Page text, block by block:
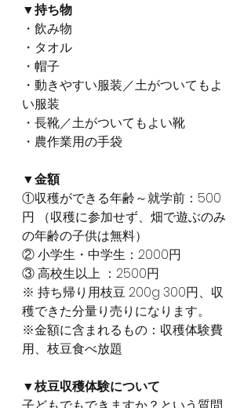
▼持ち物
・飲み物
・タオル
・帽子
・動きやすい服装／土がついてもよ
い服装
・長靴／土がついてもよい靴
・農作業用の手袋
▼金額
①収穫ができる年齢～就学前：500
円 （収穫に参加せず、畑で遊ぶのみ
の年齢の子供は無料）
② 小学生・中学生：2000円
③ 高校生以上 ：2500円
※ 持ち帰り用枝豆 200g 300円、収
穫できた分量り売りになります。
※金額に含まれるもの：収穫体験費
用、枝豆食べ放題
▼枝豆収穫体験について